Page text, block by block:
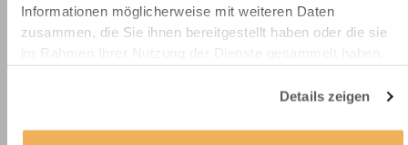
Informationen möglicherweise mit weiteren Daten
zusammen, die Sie ihnen bereitgestellt haben oder die sie
Details zeigen